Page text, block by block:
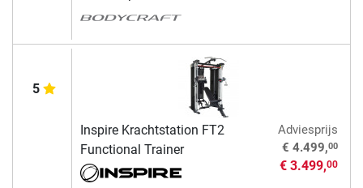
5
Inspire Krachtstation FT2
Functional Trainer
Adviesprijs
€ 4.499,00
€ 3.499,00